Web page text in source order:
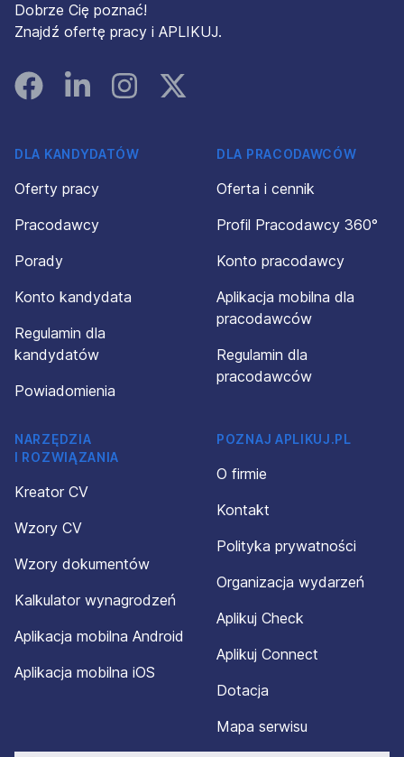
Dobrze Cię poznać!
Znajdź ofertę pracy i APLIKUJ.
FacebookLinked InInstagramInstagram
DLA KANDYDATÓW
Oferty pracy
Pracodawcy
Porady
Konto kandydata
Regulamin dla
kandydatów
Powiadomienia
DLA PRACODAWCÓW
Oferta i cennik
Profil Pracodawcy 360°
Konto pracodawcy
Aplikacja mobilna dla
pracodawców
Regulamin dla
pracodawców
NARZĘDZIA
I ROZWIĄZANIA
Kreator CV
Wzory CV
Wzory dokumentów
Kalkulator wynagrodzeń
Aplikacja mobilna Android
Aplikacja mobilna iOS
POZNAJ APLIKUJ.PL
O firmie
Kontakt
Polityka prywatności
Organizacja wydarzeń
Aplikuj Check
Aplikuj Connect
Dotacja
Mapa serwisu